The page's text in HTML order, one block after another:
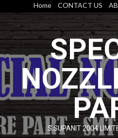
content
Home CONTACT US
S.SUPANIT 2004